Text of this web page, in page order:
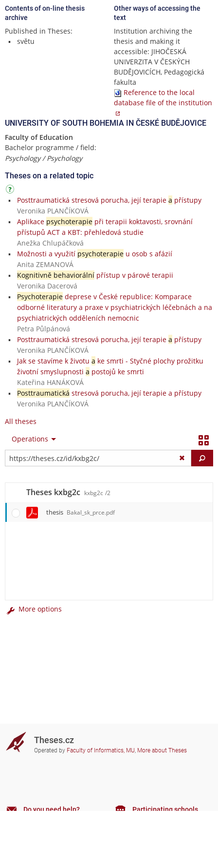
Contents of on-line thesis
archive
Published in Theses:
světu
Other ways of accessing the
text
Institution archiving the
thesis and making it
accessible: JIHOČESKÁ
UNIVERZITA V ČESKÝCH
BUDĚJOVICÍCH, Pedagogická
fakulta
Reference to the local
database file of the institution
UNIVERSITY OF SOUTH BOHEMIA IN ČESKÉ BUDĚJOVICE
Faculty of Education
Bachelor programme / field:
Psychology / Psychology
Theses on a related topic
Posttraumatická stresová porucha, její terapie a přístupy
Veronika PLANČÍKOVÁ
Aplikace psychoterapiepři terapii koktavosti, srovnání
přístupů ACT a KBT: přehledová studie
Anežka Chlupáčková
Možnosti a využití psychoterapieu osob s afázií
Anita ZEMANOVÁ
Kognitivně behaviorálnípřístup v párové terapii
Veronika Dacerová
Psychoterapiedeprese v České republice: Komparace
odborné literatury a praxe v psychiatrických léčebnách a na
psychiatrických odděleních nemocnic
Petra Půlpánová
Posttraumatická stresová porucha, její terapie a přístupy
Veronika PLANČÍKOVÁ
Jak se stavíme k životu a ke smrti - Styčné plochy prožitku
životní smyslupnosti a postojů ke smrti
Kateřina HANÁKOVÁ
Posttraumatická stresová porucha, její terapie a přístupy
Veronika PLANČÍKOVÁ
All theses
Operations
Theses kxbg2c kxbg2c /2
thesis Bakal_sk_prce.pdf
More options
Theses.cz
Operated by Faculty of Informatics, MU, More about Theses
Do you need help? Participating schools